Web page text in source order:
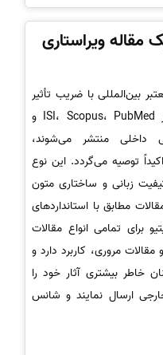
مقاله ویراستاری
بین‌المللی با ضریب تأثیر
بالا، از جمله نشریات نمایه‌شده در ISI، Scopus، PubMed و
داخلی منتشر می‌شوند،
توصیه می‌گردد. این نوع
زبانی و ساختاری متون
مطابق با استانداردهای
برای تمامی انواع مقالات
مروری، کاربرد دارد و
خاطر بیشتری آثار خود را
ارسال نمایند و شانس